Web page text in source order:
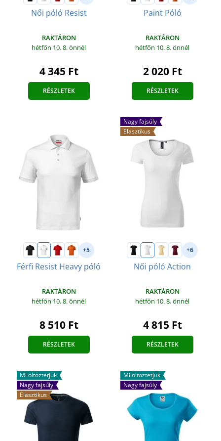
Női póló Resist
RAKTÁRON
hétfőn 10. 8.önnél
4 345 Ft
RÉSZLETEK
Paint Póló
RAKTÁRON
hétfőn 10. 8.önnél
2 020 Ft
RÉSZLETEK
+5
Férfi Resist Heavy póló
RAKTÁRON
hétfőn 10. 8.önnél
8 510 Ft
RÉSZLETEK
Nagy fajsúly
Elasztikus
+6
Női póló Action
RAKTÁRON
hétfőn 10. 8.önnél
4 815 Ft
RÉSZLETEK
Mi öltöztetjük
Nagy fajsúly
Elasztikus
Mi öltöztetjük
Nagy fajsúly